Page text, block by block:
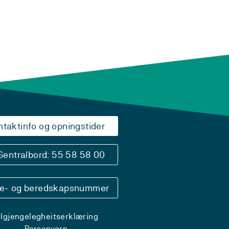
og opningstider
55 58 58 00
og beredskapsnummer